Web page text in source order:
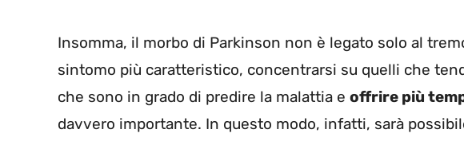
Insomma, il morbo di Parkinson non è legato solo al
sintomo più caratteristico, concentrarsi su quelli che
che sono in grado di predire la malattia e offrire più
davvero importante. In questo modo, infatti, sarà